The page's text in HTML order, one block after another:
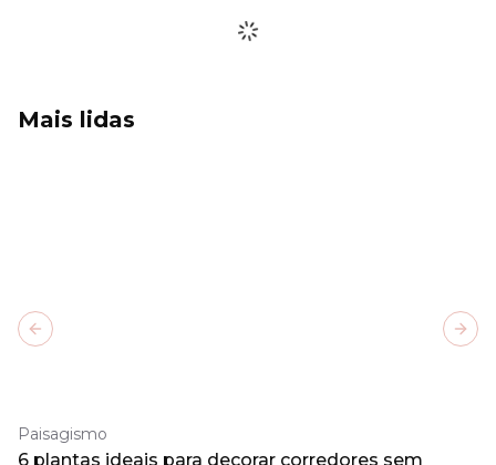
Mais lidas
Paisagismo
6 plantas ideais para decorar corredores sem
Previous slide